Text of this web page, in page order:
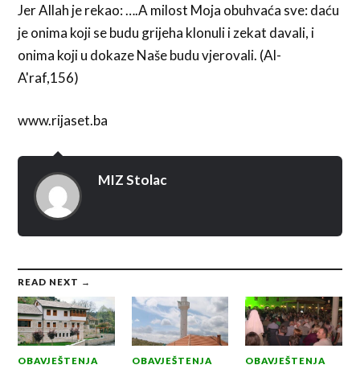
Jer Allah je rekao: ….A milost Moja obuhvaća sve: daću
je onima koji se budu grijeha klonuli i zekat davali, i
onima koji u dokaze Naše budu vjerovali. (Al-
A'raf,156)
www.rijaset.ba
MIZ Stolac
READ NEXT →
OBAVJEŠTENJA OBAVJEŠTENJA OBAVJEŠTENJA